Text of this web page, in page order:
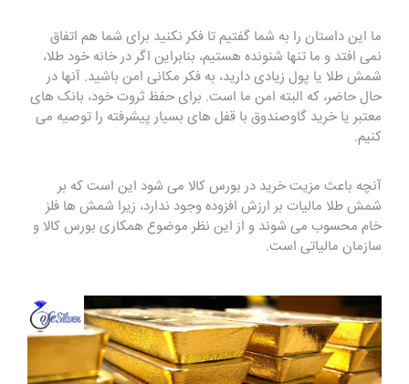
ما این داستان را به شما گفتیم تا فکر نکنید برای شما هم اتفاق
نمی افتد و ما تنها شنونده هستیم، بنابراین اگر در خانه خود طلا،
شمش طلا یا پول زیادی دارید، به فکر مکانی امن باشید. آنها در
حال حاضر، که البته امن ما است. برای حفظ ثروت خود، بانک های
معتبر یا خرید گاوصندوق با قفل های بسیار پیشرفته را توصیه می
کنیم.
آنچه باعث مزیت خرید در بورس کالا می شود این است که بر
شمش طلا مالیات بر ارزش افزوده وجود ندارد، زیرا شمش ها فلز
خام محسوب می شوند و از این نظر موضوع همکاری بورس کالا و
سازمان مالیاتی است.